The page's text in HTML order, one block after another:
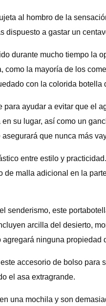
al hombro de la
a gastar un
durante mucho tiempo la
la mayoría de los
con la colorida botella
ayudar a evitar que el
su lugar, así como un
que nunca más
entre estilo y
malla adicional en la
senderismo, este
arcilla del desierto,
ninguna propiedad
accesorio de bolso
el asa extragrande.
una mochila y son